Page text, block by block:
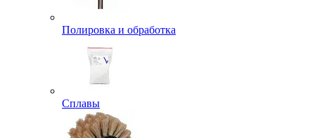
Полировка и обработка
Сплавы